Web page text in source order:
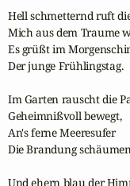
Hell schmetternd ruft
Mich aus dem Traume
Es grüßt im
Der junge Frühlingstag.
Im Garten rauscht die
Geheimnißvoll bewegt,
An's ferne Meeresufer
Die Brandung
Und ehern blau der